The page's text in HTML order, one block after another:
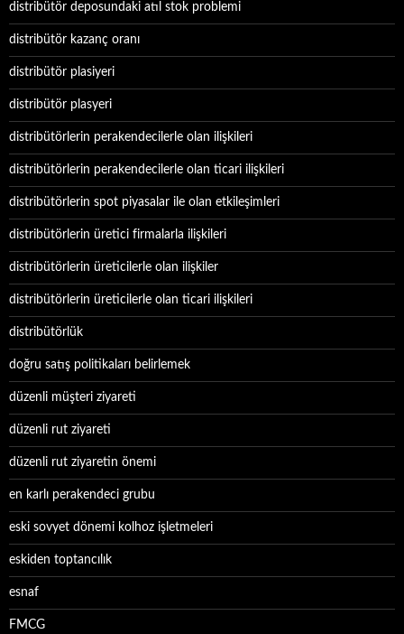
distribütör deposundaki atıl stok problemi
distribütör kazanç oranı
distribütör plasiyeri
distribütör plasyeri
distribütörlerin perakendecilerle olan ilişkileri
distribütörlerin perakendecilerle olan ticari ilişkileri
distribütörlerin spot piyasalar ile olan etkileşimleri
distribütörlerin üretici firmalarla ilişkileri
distribütörlerin üreticilerle olan ilişkiler
distribütörlerin üreticilerle olan ticari ilişkileri
distribütörlük
doğru satış politikaları belirlemek
düzenli müşteri ziyareti
düzenli rut ziyareti
düzenli rut ziyaretin önemi
en karlı perakendeci grubu
eski sovyet dönemi kolhoz işletmeleri
eskiden toptancılık
esnaf
FMCG